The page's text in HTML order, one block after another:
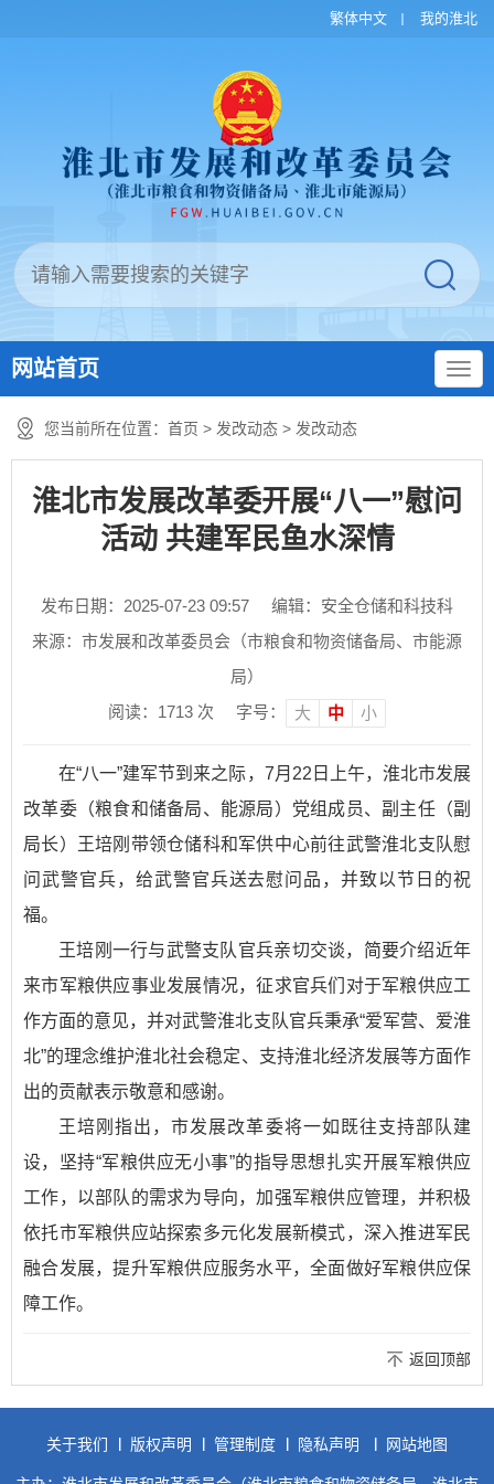
繁体中文 我的淮北
网站首页
您当前所在位置： 首页 > 发改动态 > 发改动态
淮北市发展改革委开展“八一”慰问
活动 共建军民鱼水深情
发布日期：2025-07-23 09:57
编辑：安全仓储和科技科
来源：市发展和改革委员会（市粮食和物资储备局、市能源
局）
阅读： 1713 次 字号： 大 中 小
在“八一”建军节到来之际，7月22日上午，淮北市发展
改革委（粮食和储备局、能源局）党组成员、副主任（副
局长）王培刚带领仓储科和军供中心前往武警淮北支队慰
问武警官兵，给武警官兵送去慰问品，并致以节日的祝
福。
王培刚一行与武警支队官兵亲切交谈，简要介绍近年
来市军粮供应事业发展情况，征求官兵们对于军粮供应工
作方面的意见，并对武警淮北支队官兵秉承“爱军营、爱淮
北”的理念维护淮北社会稳定、支持淮北经济发展等方面作
出的贡献表示敬意和感谢。
王培刚指出，市发展改革委将一如既往支持部队建
设，坚持“军粮供应无小事”的指导思想扎实开展军粮供应
工作，以部队的需求为导向，加强军粮供应管理，并积极
依托市军粮供应站探索多元化发展新模式，深入推进军民
融合发展，提升军粮供应服务水平，全面做好军粮供应保
障工作。
返回顶部
关于我们 版权声明 管理制度 隐私声明 网站地图